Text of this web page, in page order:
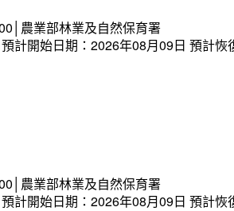
農業部林業及自然保育署
計開始日期：2026年08月09日 預計
農業部林業及自然保育署
計開始日期：2026年08月09日 預計